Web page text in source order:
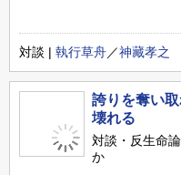
対談 | 執行草舟／神藏孝之
誇りを奪い
壊れる
対談・反生命
か